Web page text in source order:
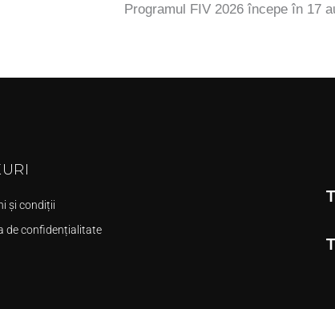
Programul FIV 2026 începe în 17
și condiții
de confidențialitate